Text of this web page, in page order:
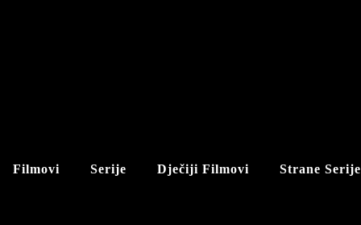
Filmovi Serije Dječiji Filmovi Strane Serije